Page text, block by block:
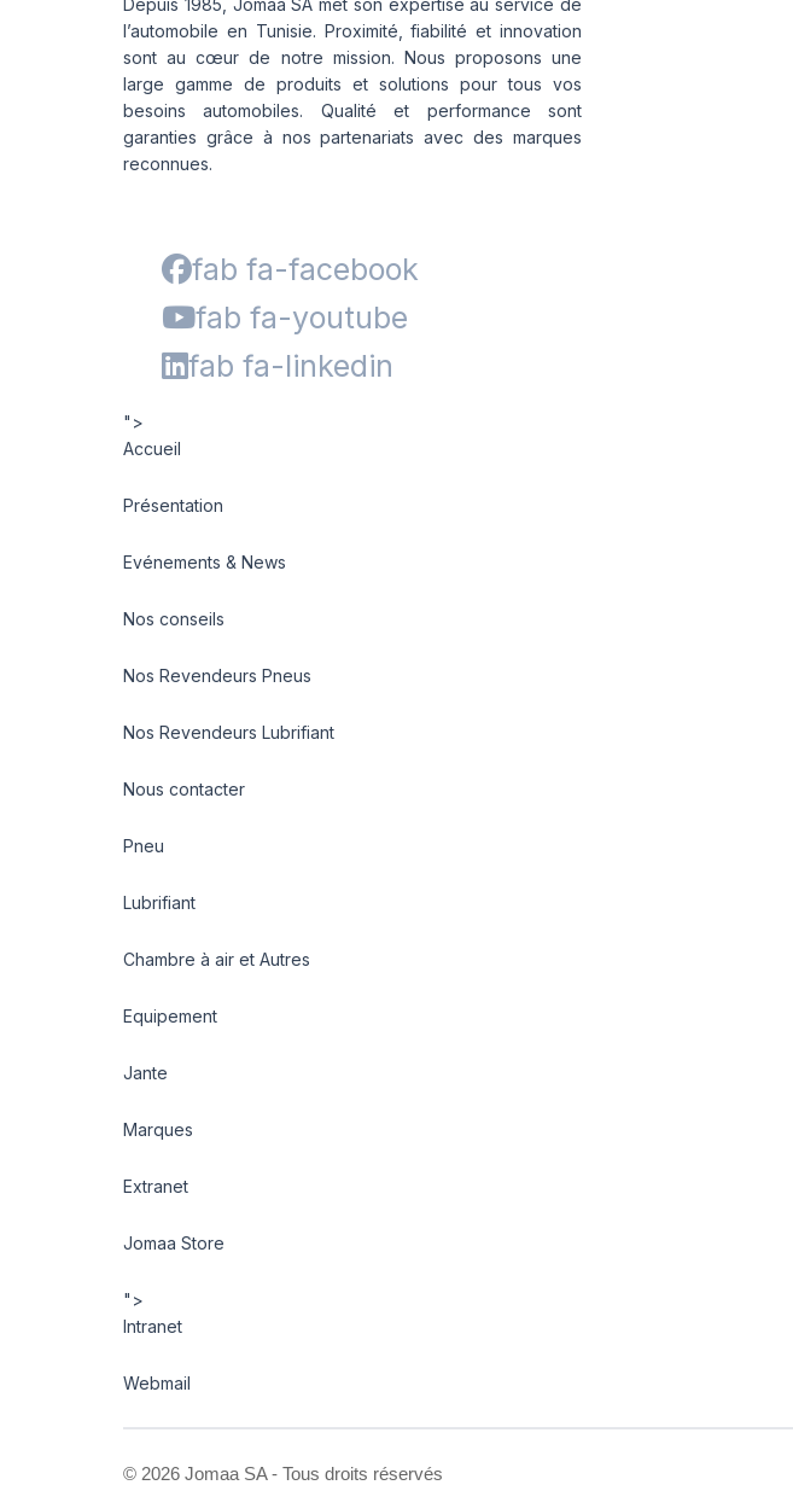
Depuis 1985, Jomaa SA met son expertise au service de
l’automobile en Tunisie. Proximité, fiabilité et innovation
sont au cœur de notre mission. Nous proposons une
large gamme de produits et solutions pour tous vos
besoins automobiles. Qualité et performance sont
garanties grâce à nos partenariats avec des marques
reconnues.
fab fa-facebook
fab fa-youtube
fab fa-linkedin
">
Accueil
Présentation
Evénements & News
Nos conseils
Nos Revendeurs Pneus
Nos Revendeurs Lubrifiant
Nous contacter
Pneu
Lubrifiant
Chambre à air et Autres
Equipement
Jante
Marques
Extranet
Jomaa Store
">
Intranet
Webmail
© 2026 Jomaa SA - Tous droits réservés